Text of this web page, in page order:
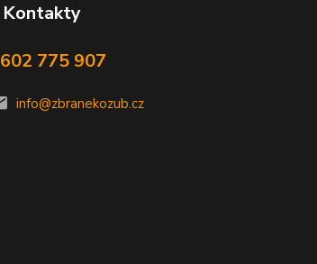
Kontakty
602 775 907
info@zbranekozub.cz